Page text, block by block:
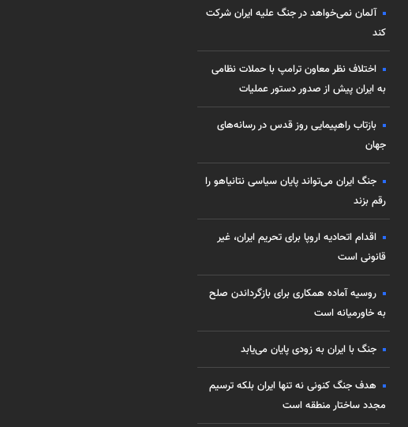
آلمان نمی‌خواهد در جنگ علیه ایران شرکت
کند
اختلاف نظر معاون ترامپ با حملات نظامی
به ایران پیش از صدور دستور عملیات
بازتاب راهپیمایی روز قدس در رسانه‌های
جهان
جنگ ایران می‌تواند پایان سیاسی نتانیاهو را
رقم بزند
اقدام اتحادیه اروپا برای تحریم ایران، غیر
قانونی است
روسیه آماده همکاری برای بازگرداندن صلح
به خاورمیانه است
جنگ با ایران به زودی پایان می‌یابد
هدف جنگ کنونی نه تنها ایران بلکه ترسیم
مجدد ساختار منطقه است